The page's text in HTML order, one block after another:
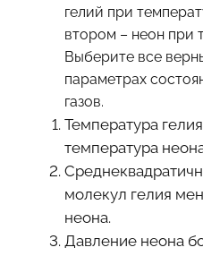
гелий при
втором – неон при
Выберите все
параметрах
газов.
Температура
температура
молекул гелия
неона.
Давление неона